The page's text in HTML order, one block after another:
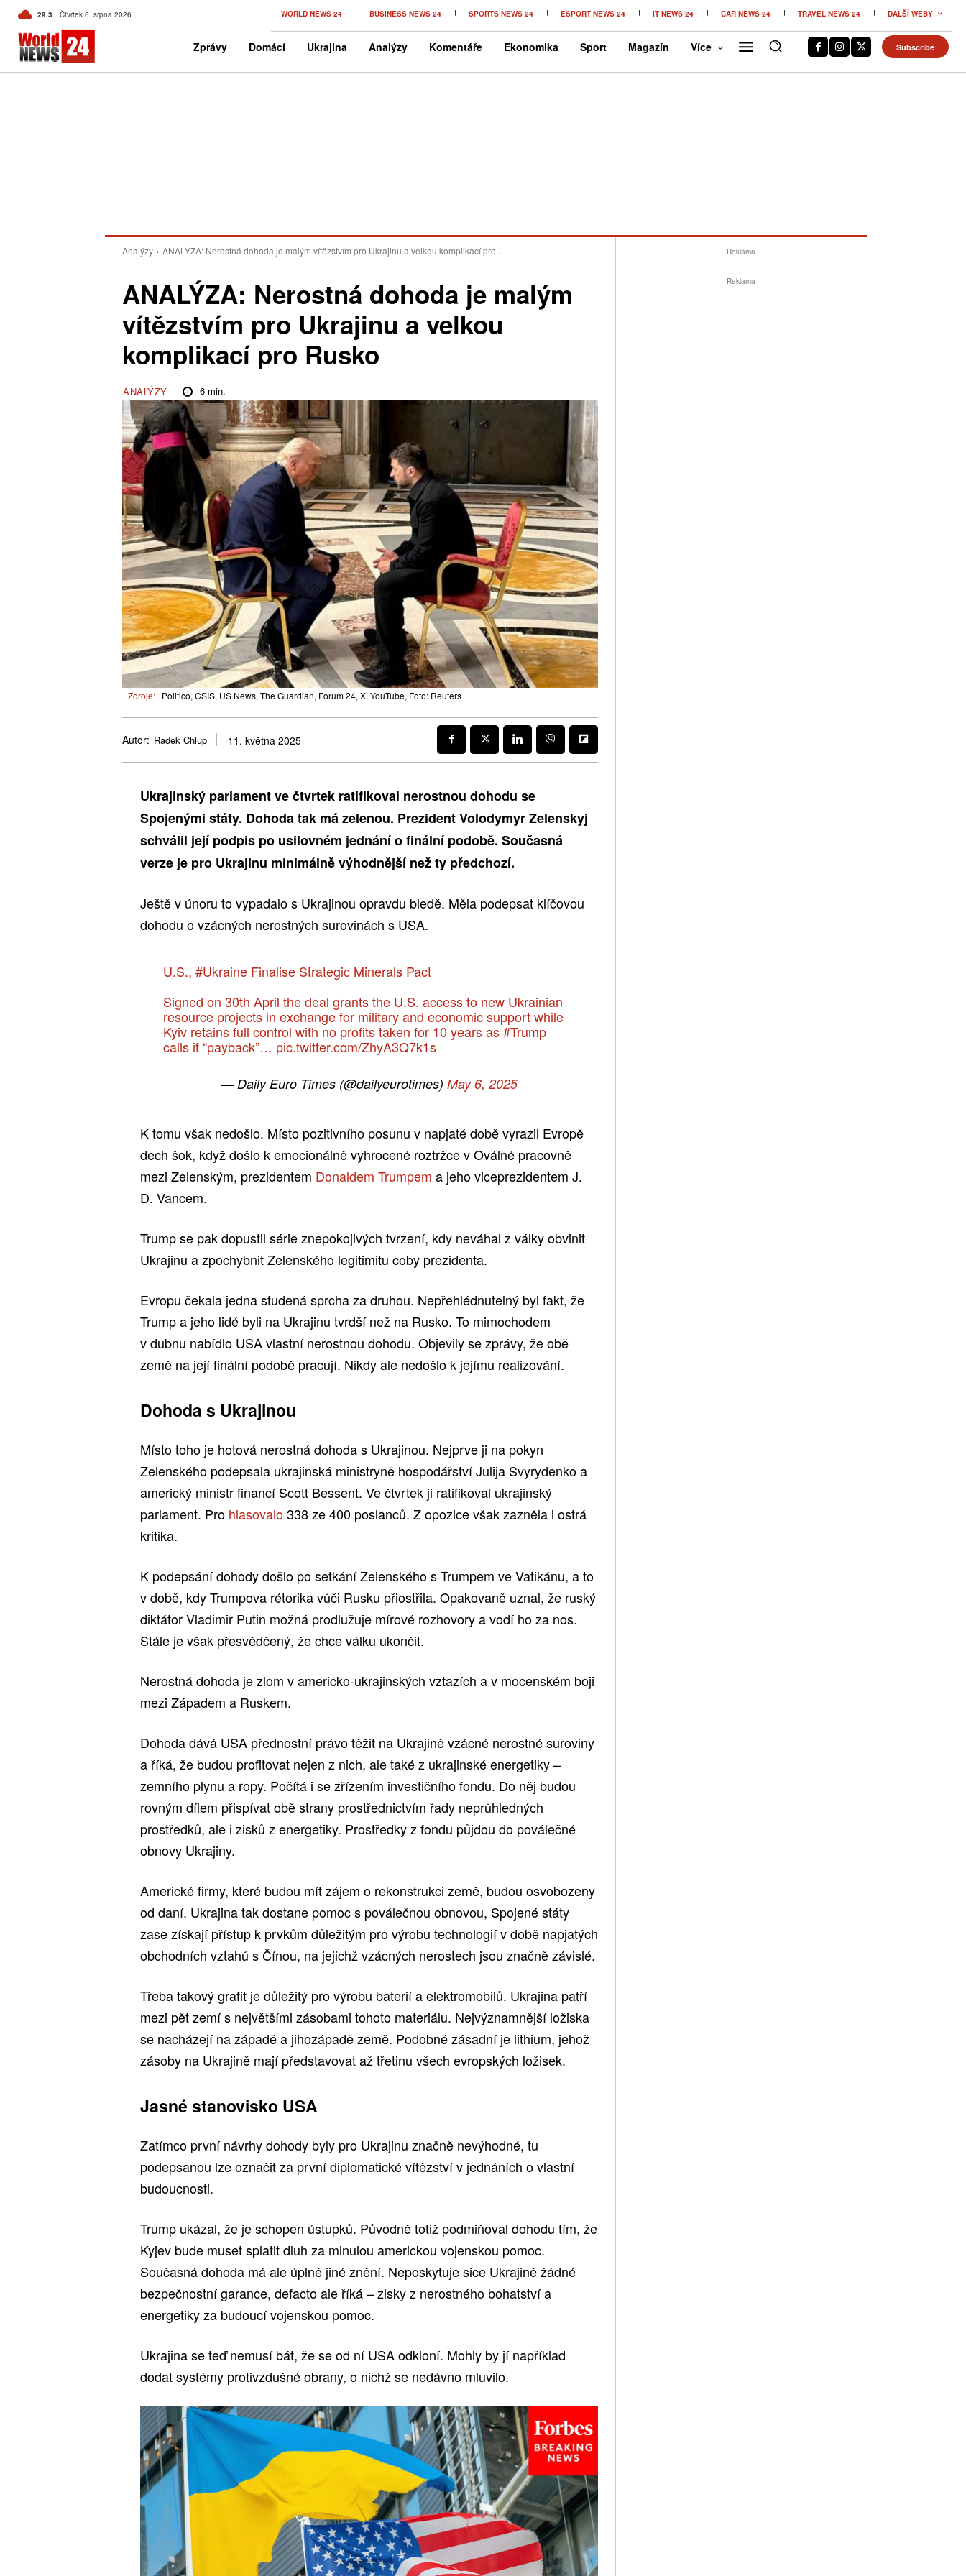
29.3 C Czech
Čtvrtek 6. srpna 2026 WORLD NEWS 24 BUSINESS NEWS 24 SPORTS NEWS 24 ESPORT NEWS 24 IT NEWS 24 CAR NEWS 24 TRAVEL NEWS 24 DALŠÍ WEBY
Zprávy Domácí Ukrajina Analýzy Komentáře Ekonomika Sport Magazín Více Subscribe
Analýzy ANALÝZA: Nerostná dohoda je malým vítězstvím pro Ukrajinu a velkou komplikací pro...
ANALÝZA: Nerostná dohoda je malým
vítězstvím pro Ukrajinu a velkou
komplikací pro Rusko
ANALÝZY 6min.
Zdroje: Politico, CSIS, US News, The Guardian, Forum 24, X, YouTube, Foto: Reuters
Autor: Radek Chlup 11. května 2025
Ukrajinský parlament ve čtvrtek ratifikoval nerostnou dohodu se
Spojenými státy. Dohoda tak má zelenou. Prezident Volodymyr Zelenskyj
schválil její podpis po usilovném jednání o finální podobě. Současná
verze je pro Ukrajinu minimálně výhodnější než ty předchozí.
Ještě v únoru to vypadalo s Ukrajinou opravdu bledě. Měla podepsat klíčovou
dohodu o vzácných nerostných surovinách s USA.
U.S., #UkraineFinalise Strategic Minerals Pact
Signed on 30th April the deal grants the U.S. access to new Ukrainian
resource projects in exchange for military and economic support while
Kyiv retains full control with no profits taken for 10 years as#Trump
calls it “payback”… pic.twitter.com/ZhyA3Q7k1s
— Daily Euro Times (@dailyeurotimes)May 6, 2025
K tomu však nedošlo. Místo pozitivního posunu v napjaté době vyrazil Evropě
dech šok, když došlo k emocionálně vyhrocené roztržce v Oválné pracovně
mezi Zelenským, prezidentem Donaldem Trumpem a jeho viceprezidentem J.
D. Vancem.
Trump se pak dopustil série znepokojivých tvrzení, kdy neváhal z války obvinit
Ukrajinu a zpochybnit Zelenského legitimitu coby prezidenta.
Evropu čekala jedna studená sprcha za druhou. Nepřehlédnutelný byl fakt, že
Trump a jeho lidé byli na Ukrajinu tvrdší než na Rusko. To mimochodem
v dubnu nabídlo USA vlastní nerostnou dohodu. Objevily se zprávy, že obě
země na její finální podobě pracují. Nikdy ale nedošlo k jejímu realizování.
Dohoda s Ukrajinou
Místo toho je hotová nerostná dohoda s Ukrajinou. Nejprve ji na pokyn
Zelenského podepsala ukrajinská ministryně hospodářství Julija Svyrydenko a
americký ministr financí Scott Bessent. Ve čtvrtek ji ratifikoval ukrajinský
parlament. Pro hlasovalo338 ze 400 poslanců. Z opozice však zazněla i ostrá
kritika.
K podepsání dohody došlo po setkání Zelenského s Trumpem ve Vatikánu, a to
v době, kdy Trumpova rétorika vůči Rusku přiostřila. Opakovaně uznal, že ruský
diktátor Vladimir Putin možná prodlužuje mírové rozhovory a vodí ho za nos.
Stále je však přesvědčený, že chce válku ukončit.
Nerostná dohoda je zlom v americko-ukrajinských vztazích a v mocenském boji
mezi Západem a Ruskem.
Dohoda dává USA přednostní právo těžit na Ukrajině vzácné nerostné suroviny
a říká, že budou profitovat nejen z nich, ale také z ukrajinské energetiky –
zemního plynu a ropy. Počítá i se zřízením investičního fondu. Do něj budou
rovným dílem přispívat obě strany prostřednictvím řady neprůhledných
prostředků, ale i zisků z energetiky. Prostředky z fondu půjdou do poválečné
obnovy Ukrajiny.
Americké firmy, které budou mít zájem o rekonstrukci země, budou osvobozeny
od daní. Ukrajina tak dostane pomoc s poválečnou obnovou, Spojené státy
zase získají přístup k prvkům důležitým pro výrobu technologií v době napjatých
obchodních vztahů s Čínou, na jejichž vzácných nerostech jsou značně závislé.
Třeba takový grafit je důležitý pro výrobu baterií a elektromobilů. Ukrajina patří
mezi pět zemí s největšími zásobami tohoto materiálu. Nejvýznamnější ložiska
se nacházejí na západě a jihozápadě země. Podobně zásadní je lithium, jehož
zásoby na Ukrajině mají představovat až třetinu všech evropských ložisek.
Jasné stanovisko USA
Zatímco první návrhy dohody byly pro Ukrajinu značně nevýhodné, tu
podepsanou lze označit za první diplomatické vítězství v jednáních o vlastní
budoucnosti.
Trump ukázal, že je schopen ústupků. Původně totiž podmiňoval dohodu tím, že
Kyjev bude muset splatit dluh za minulou americkou vojenskou pomoc.
Současná dohoda má ale úplně jiné znění. Neposkytuje sice Ukrajině žádné
bezpečnostní garance, defacto ale říká – zisky z nerostného bohatství a
energetiky za budoucí vojenskou pomoc.
Ukrajina se teď nemusí bát, že se od ní USA odkloní. Mohly by jí například
dodat systémy protivzdušné obrany, o nichž se nedávno mluvilo.
Reklama
Reklama